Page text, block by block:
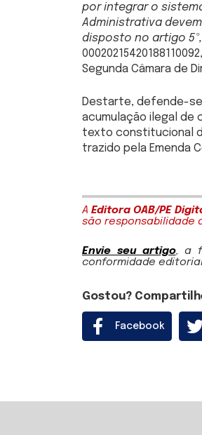
por integrar o
Administrativa
disposto no artigo
Segunda Câmara de
Destarte, defende-se
acumulação ilegal de
texto constitucional
trazido pela Emenda
A Editora OAB/PE
são responsabilidade
Envie seu artigo, a
conformidade
Gostou?
Facebook